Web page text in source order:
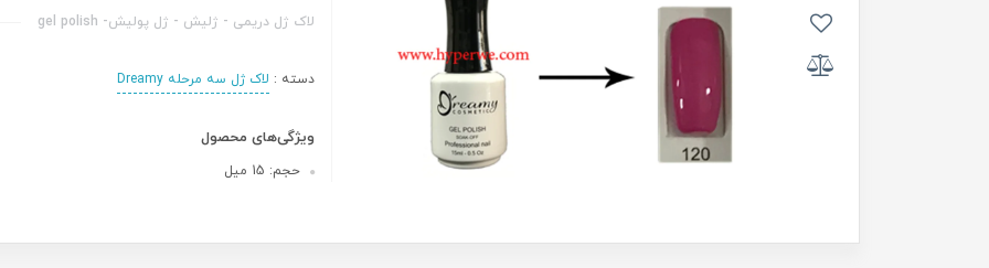
لاک ژل دریمی - ژلیش - ژل پولیش- gel polish
دسته : لاک ژل سه مرحله Dreamy
ویژگی‌های محصول
حجم: 15 میل